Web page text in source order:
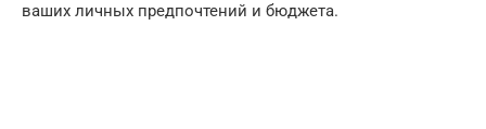
ваших личных предпочтений и бюджета.